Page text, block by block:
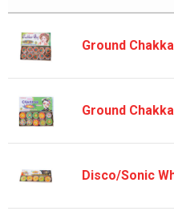
Ground
Ground
Disco/Sonic